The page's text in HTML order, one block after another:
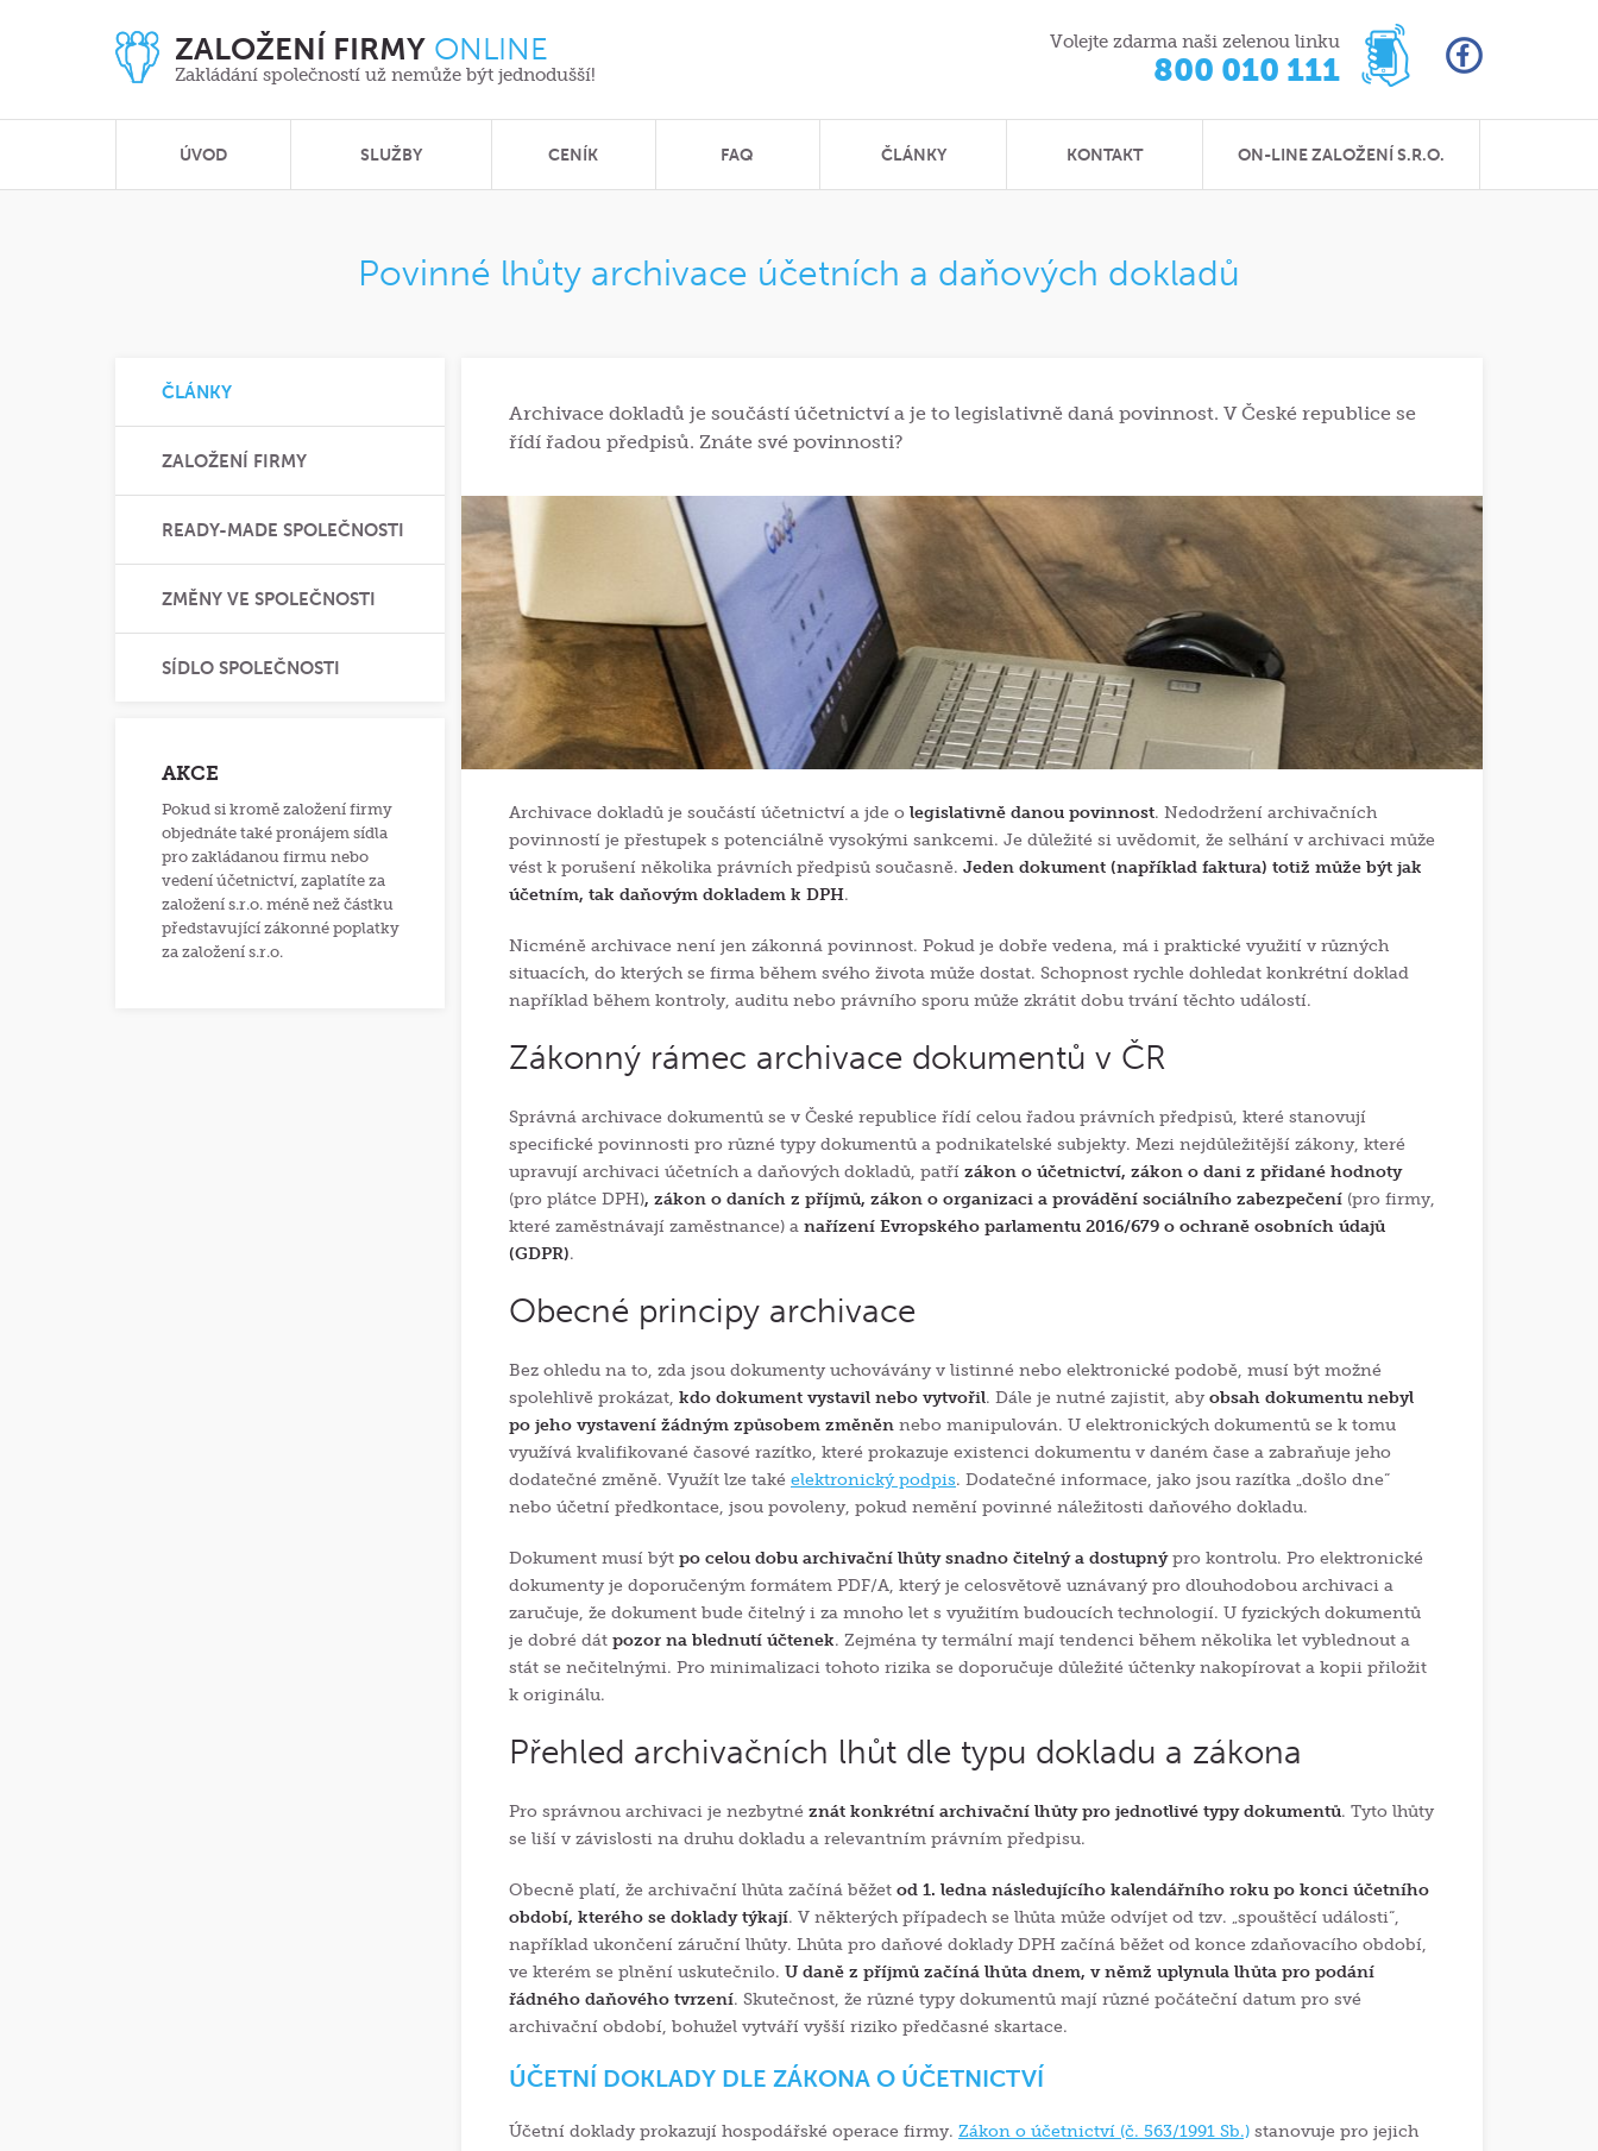
ZALOŽENÍ FIRMY ONLINE
Zakládání společností už nemůže být jednodušší!
Volejte zdarma naši zelenou linku
800 010 111
ÚVOD SLUŽBY CENÍK FAQ ČLÁNKY KONTAKT ON-LINE ZALOŽENÍ S.R.O.
Povinné lhůty archivace účetních a daňových dokladů
Archivace dokladů je součástí účetnictví a je to legislativně daná povinnost. V České republice se
řídí řadou předpisů. Znáte své povinnosti?
Archivace dokladů je součástí účetnictví a jde o legislativně danou povinnost. Nedodržení archivačních
povinností je přestupek s potenciálně vysokými sankcemi. Je důležité si uvědomit, že selhání v archivaci může
vést k porušení několika právních předpisů současně. Jeden dokument (například faktura) totiž může být jak
účetním, tak daňovým dokladem k DPH.
Nicméně archivace není jen zákonná povinnost. Pokud je dobře vedena, má i praktické využití v různých
situacích, do kterých se firma během svého života může dostat. Schopnost rychle dohledat konkrétní doklad
například během kontroly, auditu nebo právního sporu může zkrátit dobu trvání těchto událostí.
Zákonný rámec archivace dokumentů v ČR
Správná archivace dokumentů se v České republice řídí celou řadou právních předpisů, které stanovují
specifické povinnosti pro různé typy dokumentů a podnikatelské subjekty. Mezi nejdůležitější zákony, které
upravují archivaci účetních a daňových dokladů, patří zákon o účetnictví, zákon o dani z přidané hodnoty
(pro plátce DPH), zákon o daních z příjmů, zákon o organizaci a provádění sociálního zabezpečení (pro firmy,
které zaměstnávají zaměstnance) a nařízení Evropského parlamentu 2016/679 o ochraně osobních údajů
(GDPR).
Obecné principy archivace
Bez ohledu na to, zda jsou dokumenty uchovávány v listinné nebo elektronické podobě, musí být možné
spolehlivě prokázat, kdo dokument vystavil nebo vytvořil. Dále je nutné zajistit, aby obsah dokumentu nebyl
po jeho vystavení žádným způsobem změněn nebo manipulován. U elektronických dokumentů se k tomu
využívá kvalifikované časové razítko, které prokazuje existenci dokumentu v daném čase a zabraňuje jeho
dodatečné změně. Využít lze také elektronický podpis. Dodatečné informace, jako jsou razítka „došlo dne“
nebo účetní předkontace, jsou povoleny, pokud nemění povinné náležitosti daňového dokladu.
Dokument musí být po celou dobu archivační lhůty snadno čitelný a dostupnýpro kontrolu. Pro elektronické
dokumenty je doporučeným formátem PDF/A, který je celosvětově uznávaný pro dlouhodobou archivaci a
zaručuje, že dokument bude čitelný i za mnoho let s využitím budoucích technologií. U fyzických dokumentů
je dobré dát pozor na blednutí účtenek. Zejména ty termální mají tendenci během několika let vyblednout a
stát se nečitelnými. Pro minimalizaci tohoto rizika se doporučuje důležité účtenky nakopírovat a kopii přiložit
k originálu.
Přehled archivačních lhůt dle typu dokladu a zákona
Pro správnou archivaci je nezbytné znát konkrétní archivační lhůty pro jednotlivé typy dokumentů. Tyto lhůty
se liší v závislosti na druhu dokladu a relevantním právním předpisu.
Obecně platí, že archivační lhůta začíná běžet od 1. ledna následujícího kalendářního roku po konci účetního
období, kterého se doklady týkají. V některých případech se lhůta může odvíjet od tzv. „spouštěcí události“,
například ukončení záruční lhůty. Lhůta pro daňové doklady DPH začíná běžet od konce zdaňovacího období,
ve kterém se plnění uskutečnilo. U daně z příjmů začíná lhůta dnem, v němž uplynula lhůta pro podání
řádného daňového tvrzení. Skutečnost, že různé typy dokumentů mají různé počáteční datum pro své
archivační období, bohužel vytváří vyšší riziko předčasné skartace.
ÚČETNÍ DOKLADY DLE ZÁKONA O ÚČETNICTVÍ
Účetní doklady prokazují hospodářské operace firmy. Zákon o účetnictví (č. 563/1991 Sb.) stanovuje pro jejich
ČLÁNKY
ZALOŽENÍ FIRMY
READY-MADE SPOLEČNOSTI
ZMĚNY VE SPOLEČNOSTI
SÍDLO SPOLEČNOSTI
AKCE
Pokud si kromě založení firmy
objednáte také pronájem sídla
pro zakládanou firmu nebo
vedení účetnictví, zaplatíte za
založení s.r.o. méně než částku
představující zákonné poplatky
za založení s.r.o.